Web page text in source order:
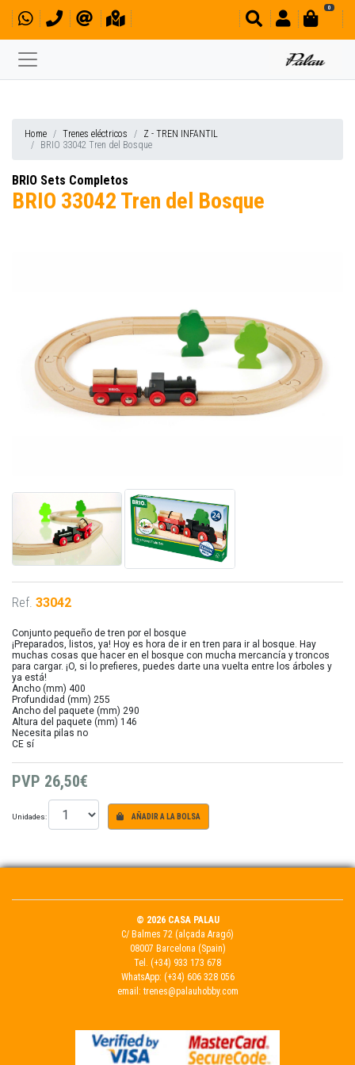
0
Home Trenes eléctricos
Z - TREN INFANTIL
BRIO 33042 Tren del Bosque
BRIO Sets Completos
BRIO 33042 Tren del Bosque
Ref. 33042
Conjunto pequeño de tren por el bosque
¡Preparados, listos, ya! Hoy es hora de ir en tren para ir al bosque. Hay
muchas cosas que hacer en el bosque con mucha mercancía y troncos
para cargar. ¡O, si lo prefieres, puedes darte una vuelta entre los árboles y
ya está!
Ancho (mm) 400
Profundidad (mm) 255
Ancho del paquete (mm) 290
Altura del paquete (mm) 146
Necesita pilas no
CE sí
PVP 26,50€
Unidades: AÑADIR A LA BOLSA
© 2026 CASA PALAU
C/ Balmes 72 (alçada Aragó)
08007 Barcelona (Spain)
Tel. (+34) 933 173 678
WhatsApp: (+34) 606 328 056
email: trenes@palauhobby.com